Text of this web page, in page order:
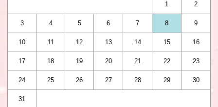
1 2
3 4 5 6 7 8 9
10 11 12 13 14 15 16
17 18 19 20 21 22 23
24 25 26 27 28 29 30
31